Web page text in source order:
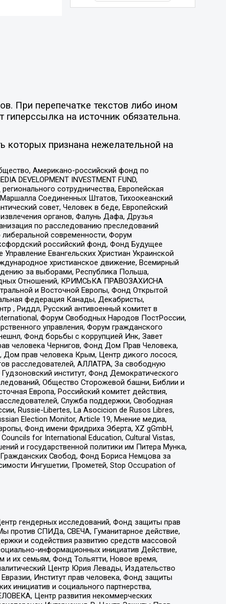
При перепечатке текстов либо ином
на источник обязательна.
которых признана нежелательной на
Американо-российский фонд по
DEVELOPMENT INVESTMENT FUND,
сотрудничества, Европейская
Соединенных Штатов, Тихоокеанский
совет, Человек в беде, Европейский
органов, Фалунь Дафа, Друзья
по расследованию преследований
современности, Форум
российский фонд, Фонд Будущее
Евангельских Христиан Украинской
христианское движение, Всемирный
за выборами, Республика Польша,
Отношений, КРИМСЬКА ПРАВОЗАХИСНА
и Восточной Европы, Фонд Открытой
федерация Канады, Декабристы,
, Риддл, Русский антивоенный комитет в
Форум Свободных Народов ПостРоссии,
управления, Форум гражданского
Фонд борьбы с коррупцией Инк, Завет
человека Чернигов, Фонд Дом Прав Человека,
Дом прав человека Крым, Центр дикого лосося,
расследователей, АЛЛАТРА, За свободную
институт, Фонд Демократического
Общество Сторожевой башни, Библии и
Европа, Российский комитет действия,
Служба поддержки, Свободная
Russie-Libertes, La Asocicion de Rusos Libres,
Election Monitor, Article 19, Мнение медиа,
Фонд имени Фридриха Эберта, XZ gGmbH,
for International Education, Cultural Vistas,
и государственной политики им Питера Мунка,
Свобод, Фонд Бориса Немцова за
Ингушетии, Прометей, Stop Occupation of
гендерных исследований, Фонд защиты прав
против СПИДа, СВЕЧА, Гуманитарное действие,
и содействия развитию средств массовой
информационных инициатив Действие,
их семьям, Фонд Тольятти, Новое время,
Центр Юрия Левады, Издательство
Институт прав человека, Фонд защиты
инициатив и социального партнерства,
Центр развития некоммерческих